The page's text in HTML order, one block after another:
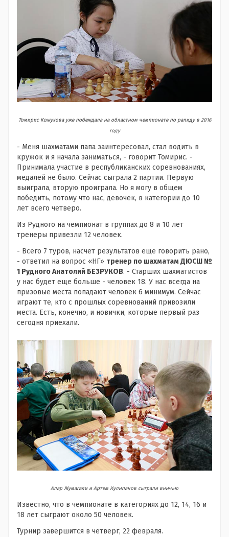
Томирис Кожухова уже побеждала на областном чемпионате по рапиду в 2016
году
- Меня шахматами папа заинтересовал, стал водить в
кружок и я начала заниматься, - говорит Томирис. -
Принимала участие в республиканских соревнованиях,
медалей не было. Сейчас сыграла 2 партии. Первую
выиграла, вторую проиграла. Но я могу в общем
победить, потому что нас, девочек, в категории до 10
лет всего четверо.
Из Рудного на чемпионат в группах до 8 и 10 лет
тренеры привезли 12 человек.
- Всего 7 туров, насчет результатов еще говорить рано,
- ответил на вопрос «НГ» тренер по шахматам ДЮСШ №
1 Рудного Анатолий БЕЗРУКОВ. - Старших шахматистов
у нас будет еще больше - человек 18. У нас всегда на
призовые места попадают человек 6 минимум. Сейчас
играют те, кто с прошлых соревнований привозили
места. Есть, конечно, и новички, которые первый раз
сегодня приехали.
Алар Жумагали и Артем Кулипанов сыграли вничью
Известно, что в чемпионате в категориях до 12, 14, 16 и
18 лет сыграют около 50 человек.
Турнир завершится в четверг, 22 февраля.